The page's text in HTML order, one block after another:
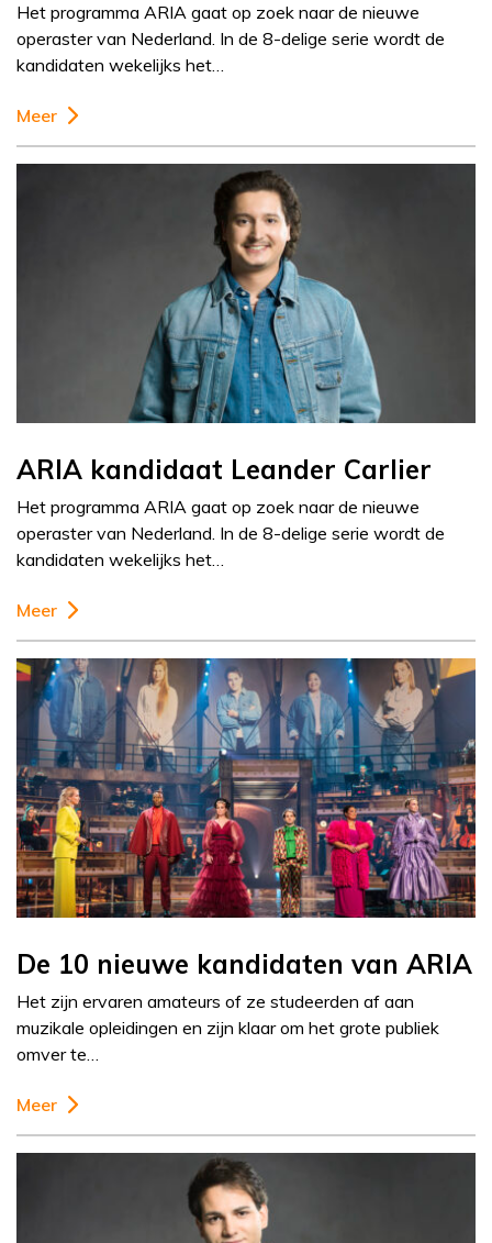
Het programma ARIA gaat op zoek naar de nieuwe
operaster van Nederland. In de 8-delige serie wordt de
kandidaten wekelijks het…
Meer
ARIA kandidaat Leander Carlier
Het programma ARIA gaat op zoek naar de nieuwe
operaster van Nederland. In de 8-delige serie wordt de
kandidaten wekelijks het…
Meer
De 10 nieuwe kandidaten van ARIA
Het zijn ervaren amateurs of ze studeerden af aan
muzikale opleidingen en zijn klaar om het grote publiek
omver te…
Meer